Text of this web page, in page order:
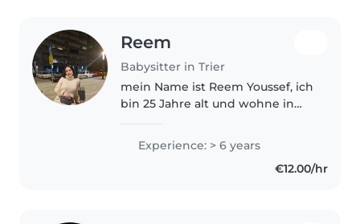
Reem
Babysitter in Trier
mein Name ist Reem Youssef, ich
bin 25 Jahre alt und wohne in
spreche Arabisch, Englisch,
Ungarisch und Deutsch auf B1-
Niveau. Ich liebe es, Zeit mit..
Experience: > 6 years
€12.00/hr